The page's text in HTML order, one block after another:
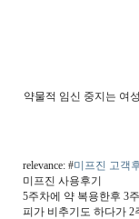
약물적 임신 중지는 여
relevance: #미프진 고객
미프진 사용후기
5주차에 약 복용한후 3
피가 비추기도 하다가 2